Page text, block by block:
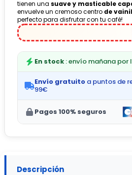
tienen una suave y masticable
envuelve un cremoso centro de
perfecto para disfrutar con tu café!
En stock : envío mañana por
Envío gratuito a puntos de
99€
Pagos 100% seguros
Descripción